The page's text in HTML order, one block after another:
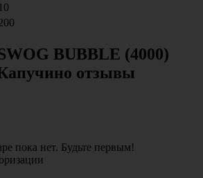
10
BUBBLE (4000)
отзывы
пока нет. Будьте первым!